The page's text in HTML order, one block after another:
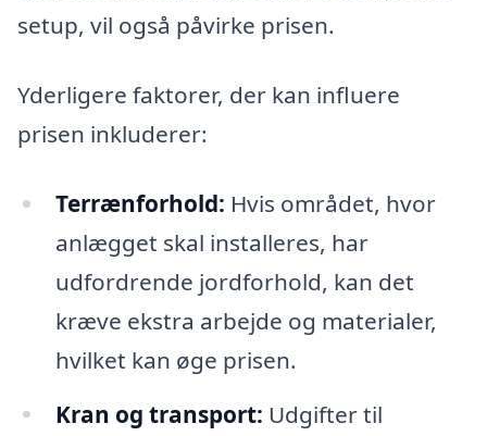
setup, vil også påvirke prisen.
Yderligere faktorer, der kan influere
prisen inkluderer:
Terrænforhold: Hvis området, hvor
anlægget skal installeres, har
udfordrende jordforhold, kan det
kræve ekstra arbejde og materialer,
hvilket kan øge prisen.
Kran og transport: Udgifter til